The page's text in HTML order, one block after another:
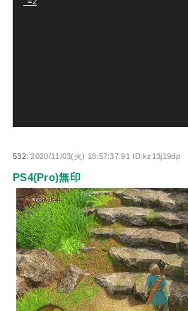
532:2020/11/03(火) 18:57:37.91 ID:kz13j19dp
PS4(Pro)無印